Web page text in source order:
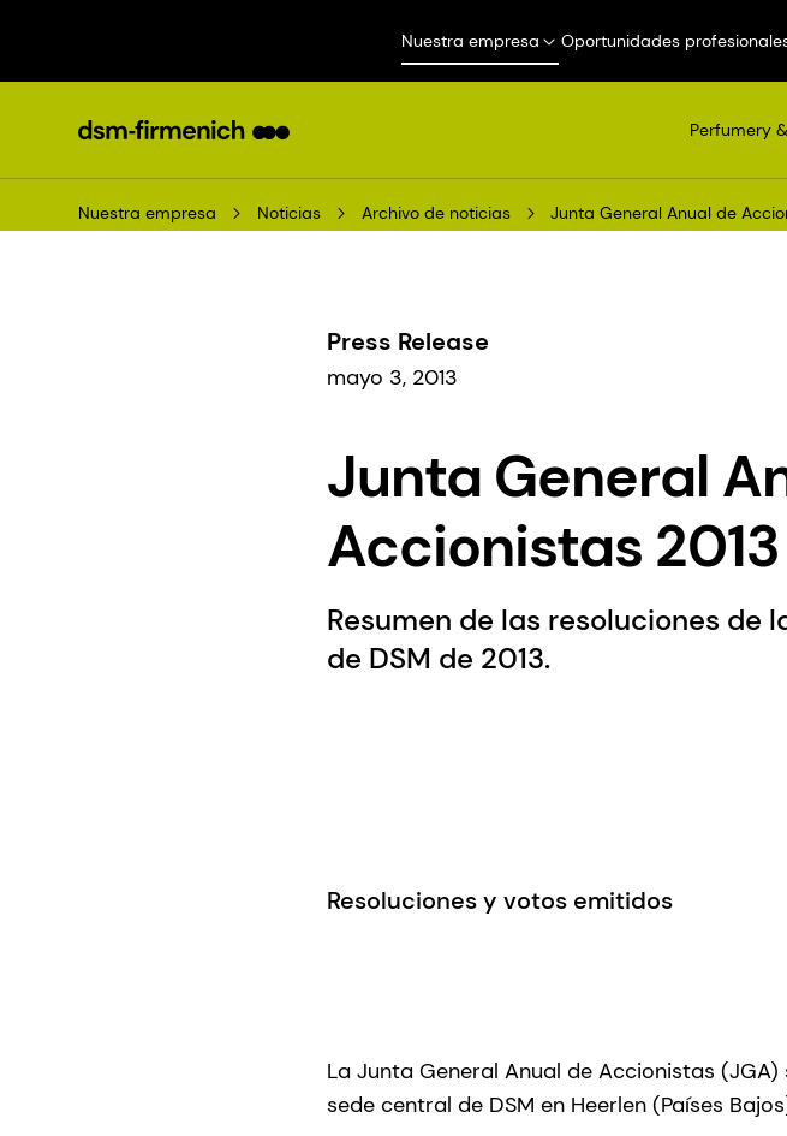
Nuestra empresa Oportunidades
Perfumery
Nuestra empresa Noticias Archivo de noticias Junta General Anual de
Press Release
mayo 3, 2013
Junta General
Accionistas 2013
Resumen de las resoluciones de
de DSM de 2013.
Resoluciones y votos emitidos
La Junta General Anual de Accionistas
sede central de DSM en Heerlen (Países